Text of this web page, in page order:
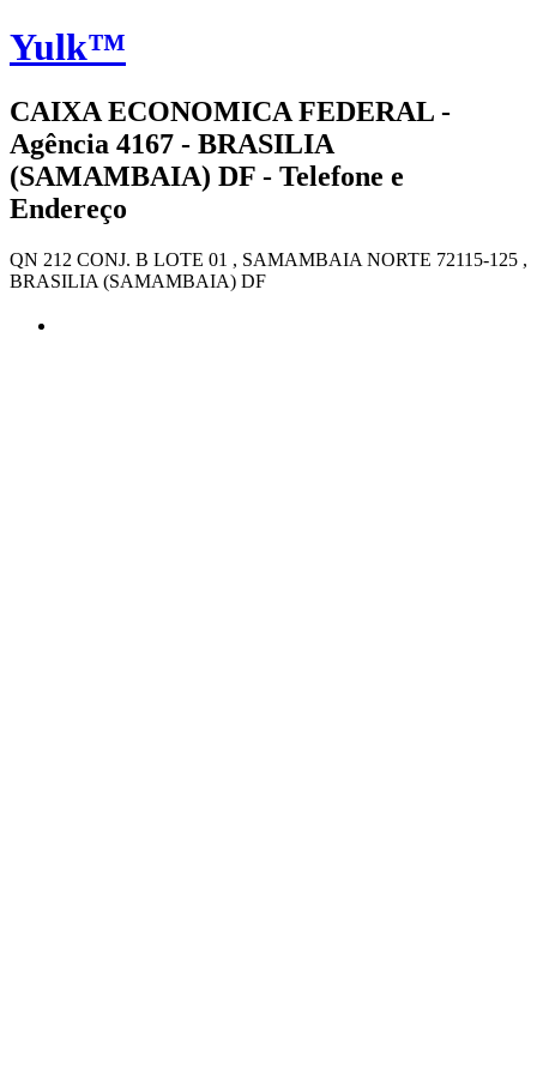
Yulk™
CAIXA ECONOMICA FEDERAL -
Agência 4167 - BRASILIA
(SAMAMBAIA) DF - Telefone e
Endereço
QN 212 CONJ. B LOTE 01 , SAMAMBAIA NORTE 72115-125 ,
BRASILIA (SAMAMBAIA) DF